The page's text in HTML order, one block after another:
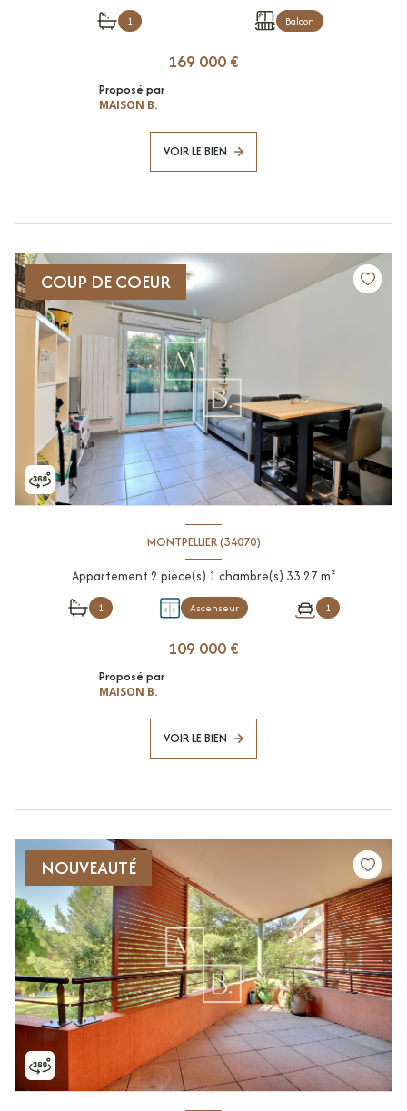
1 Balcon
169 000 €
Proposé par
MAISON B.
VOIR LE BIEN
COUP DE COEUR
MONTPELLIER (34070)
Appartement 2 pièce(s) 1 chambre(s) 33.27 m²
1 Ascenseur 1
109 000 €
Proposé par
MAISON B.
VOIR LE BIEN
NOUVEAUTÉ